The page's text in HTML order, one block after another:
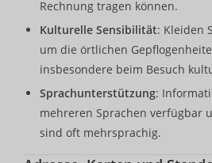
Rechnung tragen können.
Kulturelle Sensibilität: Kleiden
um die örtlichen
insbesondere beim Besuch
Sprachunterstützung:
mehreren Sprachen verfügbar
sind oft mehrsprachig.